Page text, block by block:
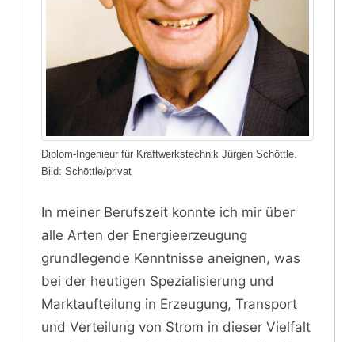
Diplom-Ingenieur für Kraftwerkstechnik Jürgen Schöttle.
Bild: Schöttle/privat
In meiner Berufszeit konnte ich mir über
alle Arten der Energieerzeugung
grundlegende Kenntnisse aneignen, was
bei der heutigen Spezialisierung und
Marktaufteilung in Erzeugung, Transport
und Verteilung von Strom in dieser Vielfalt